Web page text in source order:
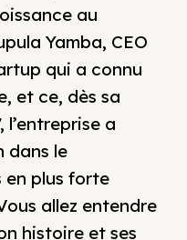
au
Yamba, CEO
qui a connu
et ce, dès sa
l’entreprise a
dans le
en plus forte
allez entendre
histoire et ses